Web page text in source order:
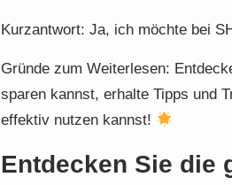
Kurzantwort: Ja, ich möchte bei
Gründe zum Weiterlesen:
sparen kannst, erhalte Tipps und
effektiv nutzen kannst!
Entdecken Sie die